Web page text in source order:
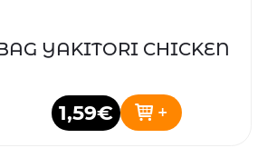
YAKITORI CHICKEN
1,59€ +